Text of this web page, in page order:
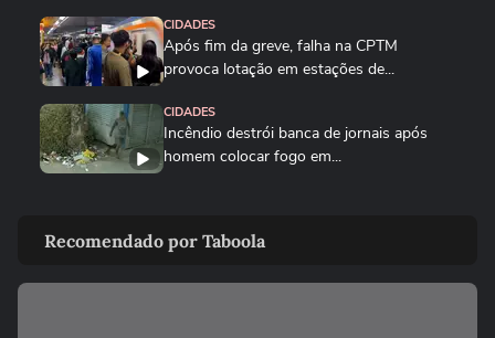
CIDADES
Após fim da greve, falha na CPTM
provoca lotação em estações de...
CIDADES
Incêndio destrói banca de jornais após
homem colocar fogo em...
fuga de oficina de costura...
BRASIL
Recomendado por Taboola